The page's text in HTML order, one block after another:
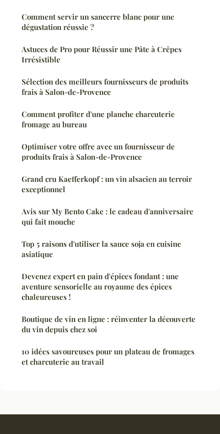
Comment servir un sancerre blanc pour une
dégustation réussie ?
Astuces de Pro pour Réussir une Pâte à Crêpes
Irrésistible
Sélection des meilleurs fournisseurs de produits
frais à Salon-de-Provence
Comment profiter d'une planche charcuterie
fromage au bureau
Optimiser votre offre avec un fournisseur de
produits frais à Salon-de-Provence
Grand cru Kaefferkopf : un vin alsacien au terroir
exceptionnel
Avis sur My Bento Cake : le cadeau d'anniversaire
qui fait mouche
Top 5 raisons d'utiliser la sauce soja en cuisine
asiatique
Devenez expert en pain d'épices fondant : une
aventure sensorielle au royaume des épices
chaleureuses !
Boutique de vin en ligne : réinventer la découverte
du vin depuis chez soi
10 idées savoureuses pour un plateau de fromages
et charcuterie au travail